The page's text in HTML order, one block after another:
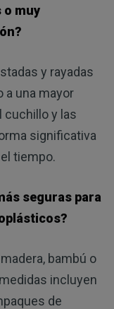
o muy
y rayadas
a una mayor
cuchillo y las
significativa
tiempo.
seguras para
bambú o
incluyen
de